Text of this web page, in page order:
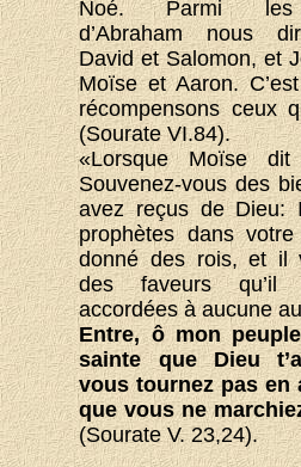
Noé. Parmi les
d’Abraham nous
David et Salomon, et
Moïse et Aaron.
récompensons ceux
(Sourate VI.84).
«Lorsque Moïse dit
Souvenez-vous des
avez reçus de Dieu:
prophètes dans
donné des rois, et il
des faveurs qu’il
accordées à aucune
Entre, ô mon
sainte que Dieu
vous tournez pas en
que vous ne
(Sourate V. 23,24).